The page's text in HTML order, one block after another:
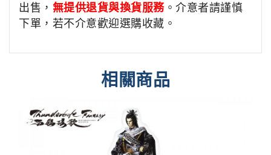
出售， 無提供退貨與換貨服務。介意者請謹慎
下單，若不介意歡迎選購收藏。
相關商品